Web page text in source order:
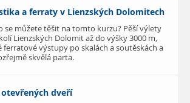
a ferraty v Lienzských Dolomitech
se můžete těšit na tomto kurzu? Pěší výlety
Lienzských Dolomit až do výšky 3000 m,
ferratové výstupy po skalách a soutěskách a
skvělá parta.
otevřených dveří